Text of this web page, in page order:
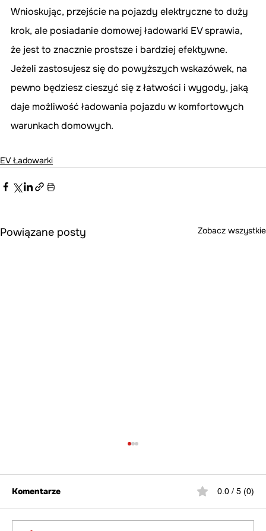
Wnioskując, przejście na pojazdy elektryczne to duży
krok, ale posiadanie domowej ładowarki EV sprawia,
że jest to znacznie prostsze i bardziej efektywne.
Jeżeli zastosujesz się do powyższych wskazówek, na
pewno będziesz cieszyć się z łatwości i wygody, jaką
daje możliwość ładowania pojazdu w komfortowych
warunkach domowych.
EV Ładowarki
Powiązane posty Zobacz wszystkie
Komentarze 0.0 / 5 (0)